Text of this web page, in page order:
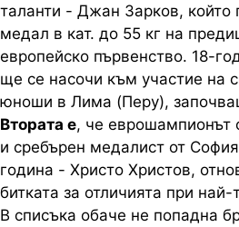
таланти - Джан Зарков, който
медал в кат. до 55 кг на
европейско първенство. 18-
ще се насочи към участие на
юноши в Лима (Перу),
Втората е, че еврошампионът
и сребърен медалист от
година - Христо Христов,
битката за отличията при най-
В списъка обаче не попадна